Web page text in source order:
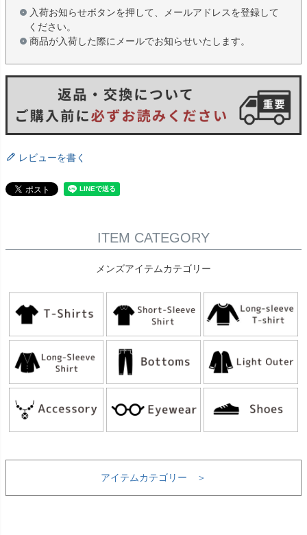
入荷お知らせボタンを押して、メールアドレスを登録して
ください。
商品が入荷した際にメールでお知らせいたします。
レビューを書く
ITEM CATEGORY
メンズアイテムカテゴリー
アイテムカテゴリー ＞